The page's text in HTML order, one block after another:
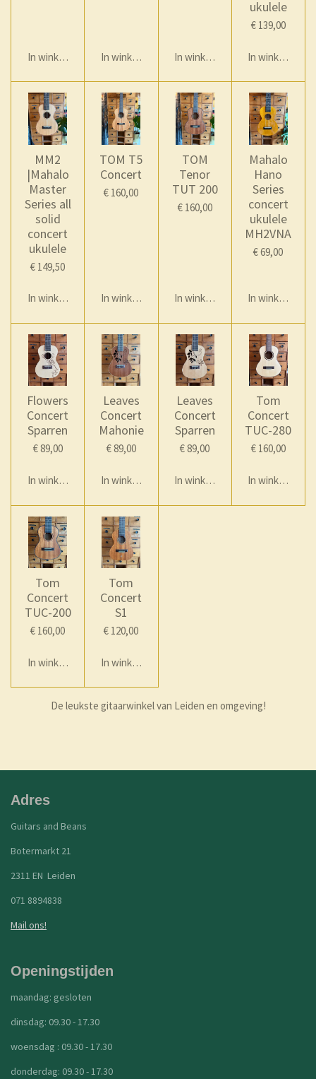
In winkelwagen In winkelwagen In winkelwagen
ukulele
€ 139,00
In winkelwagen
MM2
|Mahalo
Master
Series all
solid
concert
ukulele
€ 149,50
In winkelwagen
TOM T5
Concert
€ 160,00
In winkelwagen
TOM
Tenor
TUT 200
€ 160,00
In winkelwagen
Mahalo
Hano
Series
concert
ukulele
MH2VNA
€ 69,00
In winkelwagen
Flowers
Concert
Sparren
€ 89,00
In winkelwagen
Leaves
Concert
Mahonie
€ 89,00
In winkelwagen
Leaves
Concert
Sparren
€ 89,00
In winkelwagen
Tom
Concert
TUC-280
€ 160,00
In winkelwagen
Tom
Concert
TUC-200
€ 160,00
In winkelwagen
Tom
Concert
S1
€ 120,00
In winkelwagen
De leukste gitaarwinkel van Leiden en omgeving!
Adres
Guitars and Beans
Botermarkt 21
2311 EN Leiden
071 8894838
Mail ons!
Openingstijden
maandag: gesloten
dinsdag: 09.30 - 17.30
woensdag : 09.30 - 17.30
donderdag: 09.30 - 17.30